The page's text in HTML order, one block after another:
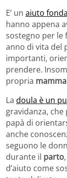
E’ un aiuto
hanno appena
sostegno per le
anno di vita del
importanti,
prendere.
propria mamma
La doula è un
gravidanza,
papà di
anche
seguono le
durante il parto
d’aiuto come